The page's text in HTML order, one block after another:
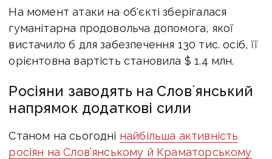
На момент атаки на об'єкті зберігалася
гуманітарна продовольча допомога, якої
вистачило б для забезпечення 130 тис. осіб, її
орієнтовна вартість становила $ 1.4 млн.
Росіяни заводять на Слов`янський
напрямок додаткові сили
Станом на сьогодні найбільша активність
росіян на Слов’янському й Краматорському